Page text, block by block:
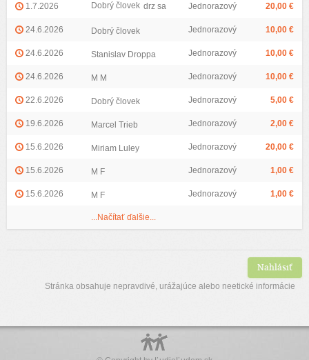
1.7.2026 Dobrý človek drz sa Jednorazový 20,00 €
24.6.2026 Dobrý človek Jednorazový 10,00 €
24.6.2026 Stanislav Droppa Jednorazový 10,00 €
24.6.2026 M M Jednorazový 10,00 €
22.6.2026 Dobrý človek Jednorazový 5,00 €
19.6.2026 Marcel Trieb Jednorazový 2,00 €
15.6.2026 Miriam Luley Jednorazový 20,00 €
15.6.2026 M F Jednorazový 1,00 €
15.6.2026 M F Jednorazový 1,00 €
...Načítať ďalšie...
Nahlásiť
Stránka obsahuje nepravdivé, urážajúce alebo neetické informácie